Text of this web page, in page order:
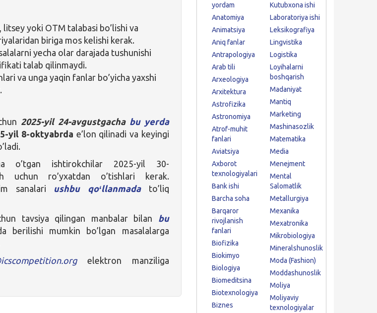
yoki OTM talabasi bo’lishi va
biriga mos kelishi kerak.
yecha olar darajada tushunishi
talab qilinmaydi.
va unga yaqin fanlar bo’yicha yaxshi
2025-yil 24-avgustgacha bu yerda
yil 8-oktyabrda e’lon qilinadi va keyingi
o’tgan ishtirokchilar 2025-yil 30-
uchun ro’yxatdan o’tishlari kerak.
sanalari ushbu qoʻllanmadato’liq
tavsiya qilingan manbalar bilan
bu
berilishi mumkin bo’lgan masalalarga
elektron manziliga
yordam
Anatomiya
Animatsiya
Aniq fanlar
Antrapologiya
Arab tili
Arxeologiya
Arxitektura
Astrofizika
Astronomiya
Atrof-muhit
fanlari
Aviatsiya
Axborot
texnologiyalari
Bank ishi
Barcha soha
Barqaror
rivojlanish
fanlari
Biofizika
Biokimyo
Biologiya
Biomeditsina
Biotexnologiya
Biznes
Kutubxona ishi
Laboratoriya ishi
Leksikografiya
Lingvistika
Logistika
Loyihalarni
boshqarish
Madaniyat
Mantiq
Marketing
Mashinasozlik
Matematika
Media
Menejment
Mental
Salomatlik
Metallurgiya
Mexanika
Mexatronika
Mikrobiologiya
Mineralshunoslik
Moda (Fashion)
Moddashunoslik
Moliya
Moliyaviy
texnologiyalar